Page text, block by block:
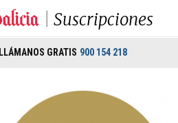
Suscripciones
LLÁMANOS GRATIS 900 154 218